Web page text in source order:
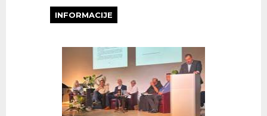
INFORMACIJE